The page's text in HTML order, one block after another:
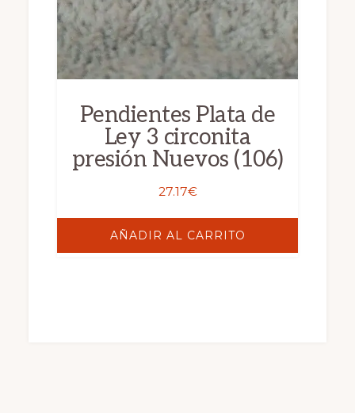
Pendientes Plata de
Ley 3 circonita
presión Nuevos (106)
27.17€
AÑADIR AL CARRITO